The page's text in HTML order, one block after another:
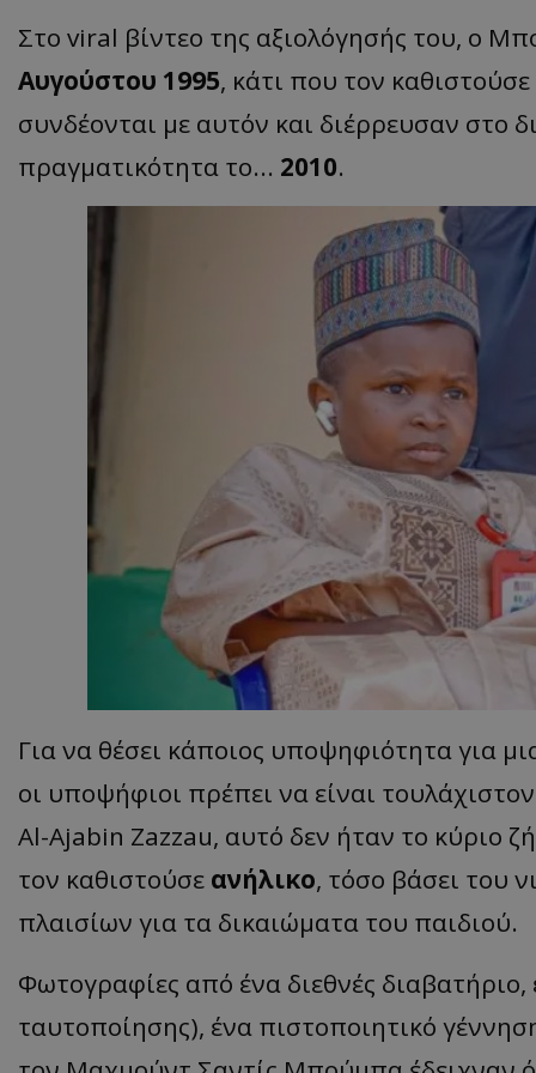
Στο viral βίντεο της αξιολόγησής του, ο
Αυγούστου 1995, κάτι που τον
συνδέονται με αυτόν και διέρρευσαν στο
πραγματικότητα το... 2010.
Για να θέσει κάποιος υποψηφιότητα για
οι υποψήφιοι πρέπει να είναι τουλάχιστον
Al-Ajabin Zazzau, αυτό δεν ήταν το κύριο
τον καθιστούσε ανήλικο, τόσο βάσει του
πλαισίων για τα δικαιώματα του παιδιού.
Φωτογραφίες από ένα διεθνές διαβατήριο,
ταυτοποίησης), ένα πιστοποιητικό
__cf_bm
__cf_bm
ASP.NET_SessionId
msToken